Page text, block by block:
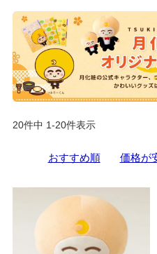
おすすめ順 価格が
20件中 1-20件表示